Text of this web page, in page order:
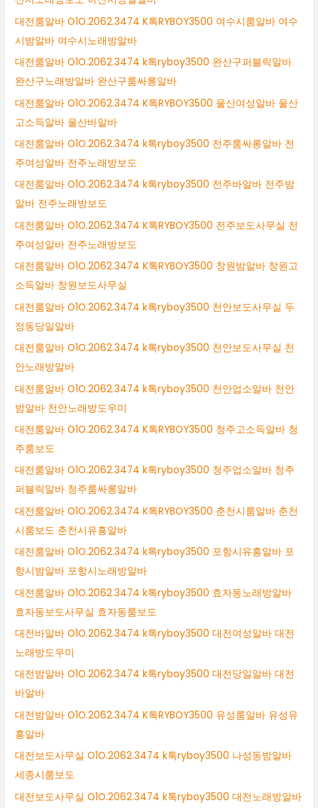
대전룸알바 O1O.2062.3474 K톡RYBOY3500 여수시룸알바 여수
시밤알바 여수시노래방알바
대전룸알바 O1O.2062.3474 k톡ryboy3500 완산구퍼블릭알바
완산구노래방알바 완산구룸싸롱알바
대전룸알바 O1O.2062.3474 K톡RYBOY3500 울산여성알바 울산
고소득알바 울산바알바
대전룸알바 O1O.2062.3474 k톡ryboy3500 전주룸싸롱알바 전
주여성알바 전주노래방보도
대전룸알바 O1O.2062.3474 k톡ryboy3500 전주바알바 전주밤
알바 전주노래방보도
대전룸알바 O1O.2062.3474 K톡RYBOY3500 전주보도사무실 전
주여성알바 전주노래방보도
대전룸알바 O1O.2062.3474 K톡RYBOY3500 창원밤알바 창원고
소득알바 창원보도사무실
대전룸알바 O1O.2062.3474 k톡ryboy3500 천안보도사무실 두
정동당일알바
대전룸알바 O1O.2062.3474 k톡ryboy3500 천안보도사무실 천
안노래방알바
대전룸알바 O1O.2062.3474 k톡ryboy3500 천안업소알바 천안
밤알바 천안노래방도우미
대전룸알바 O1O.2062.3474 K톡RYBOY3500 청주고소득알바 청
주룸보도
대전룸알바 O1O.2062.3474 k톡ryboy3500 청주업소알바 청주
퍼블릭알바 청주룸싸롱알바
대전룸알바 O1O.2062.3474 K톡RYBOY3500 춘천시룸알바 춘천
시룸보도 춘천시유흥알바
대전룸알바 O1O.2062.3474 k톡ryboy3500 포항시유흥알바 포
항시밤알바 포항시노래방알바
대전룸알바 O1O.2062.3474 k톡ryboy3500 효자동노래방알바
효자동보도사무실 효자동룸보도
대전바알바 O1O.2062.3474 k톡ryboy3500 대전여성알바 대전
노래방도우미
대전밤알바 O1O.2062.3474 k톡ryboy3500 대전당일알바 대전
바알바
대전밤알바 O1O.2062.3474 K톡RYBOY3500 유성룸알바 유성유
흥알바
대전보도사무실 O1O.2062.3474 k톡ryboy3500 나성동밤알바
세종시룸보도
대전보도사무실 O1O.2062.3474 k톡ryboy3500 대전노래방알바